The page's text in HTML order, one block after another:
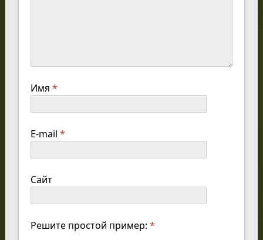
Имя *
E-mail *
Сайт
Решите простой пример: *